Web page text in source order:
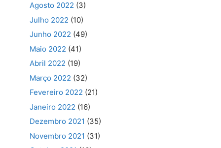
Agosto 2022 (3)
Julho 2022 (10)
Junho 2022 (49)
Maio 2022 (41)
Abril 2022 (19)
Março 2022 (32)
Fevereiro 2022 (21)
Janeiro 2022 (16)
Dezembro 2021 (35)
Novembro 2021 (31)